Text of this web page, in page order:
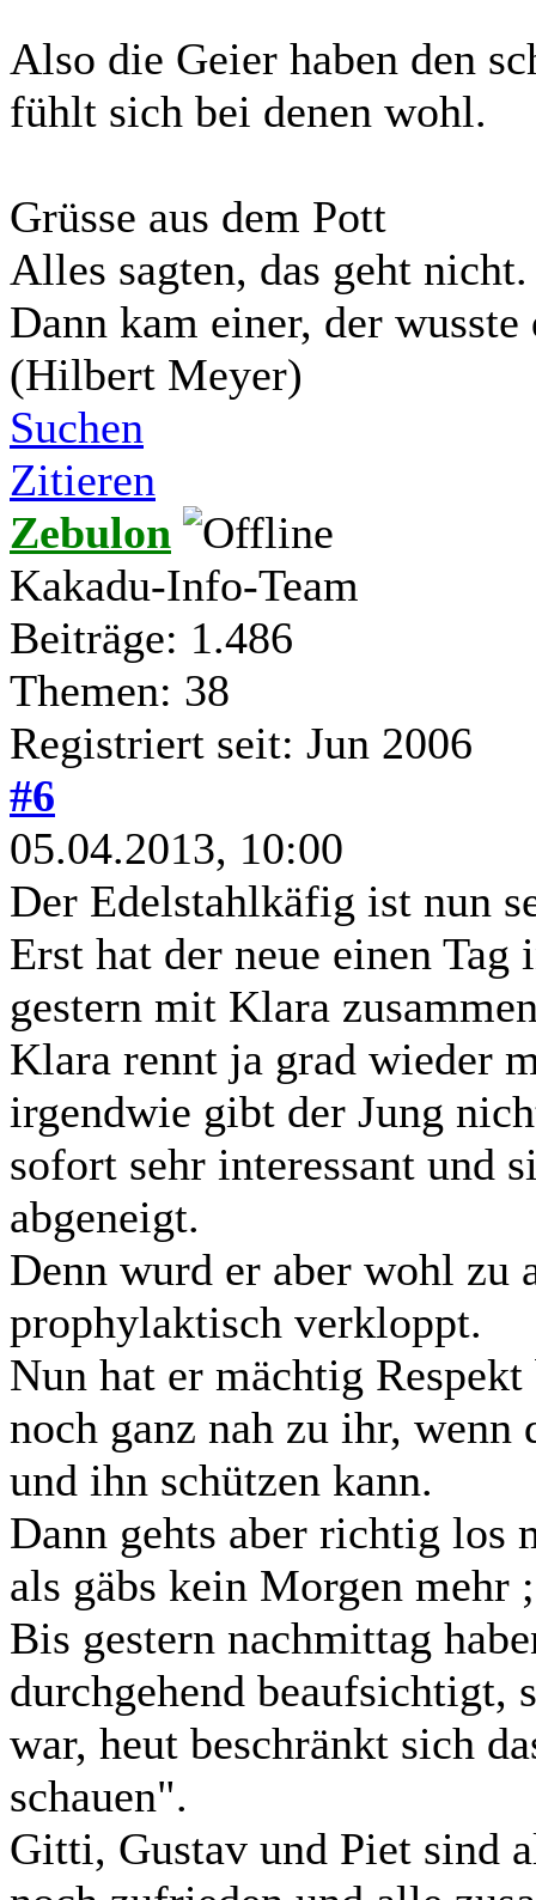
Also die Geier haben den
fühlt sich bei denen wohl.
Grüsse aus dem Pott
Alles sagten, das geht nicht.
Dann kam einer, der
(Hilbert Meyer)
Suchen
Zitieren
Zebulon
Kakadu-Info-Team
Beiträge: 1.486
Themen: 38
Registriert seit: Jun 2006
#6
05.04.2013, 10:00
Der Edelstahlkäfig ist nun
Erst hat der neue einen
gestern mit Klara
Klara rennt ja grad wieder
irgendwie gibt der Jung
sofort sehr interessant und
abgeneigt.
Denn wurd er aber wohl
prophylaktisch verkloppt.
Nun hat er mächtig
noch ganz nah zu ihr, wenn
und ihn schützen kann.
Dann gehts aber richtig los
als gäbs kein Morgen mehr
Bis gestern nachmittag
durchgehend beaufsichtigt,
war, heut beschränkt sich
schauen".
Gitti, Gustav und Piet sind